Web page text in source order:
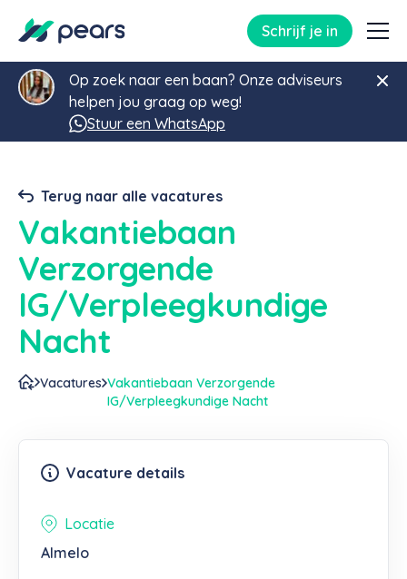
Schrijf je in
Op zoek naar een baan? Onze adviseurs
helpen jou graag op weg!
Stuur een WhatsApp
Terug naar alle vacatures
Vakantiebaan
Verzorgende
IG/Verpleegkundige
Nacht
Vacatures Vakantiebaan Verzorgende
IG/Verpleegkundige Nacht
Vacature details
Locatie
Almelo